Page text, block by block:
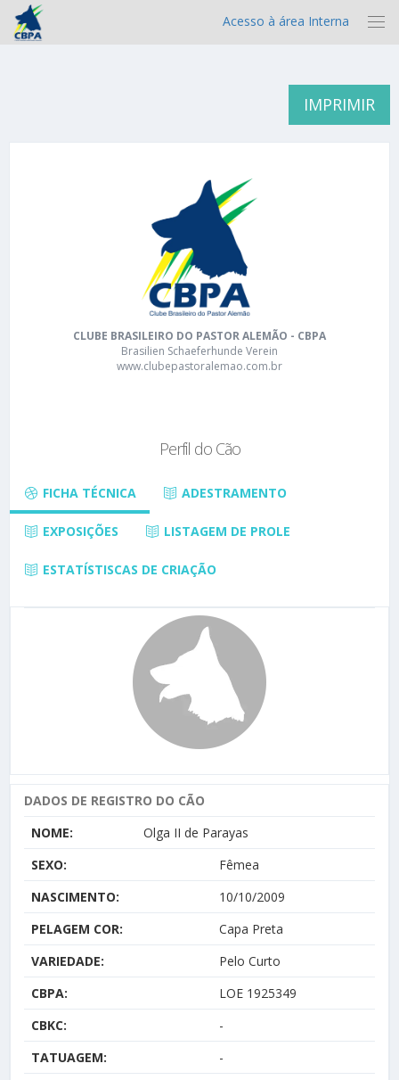
Acesso à área Interna
IMPRIMIR
CLUBE BRASILEIRO DO PASTOR ALEMÃO - CBPA
Brasilien Schaeferhunde Verein
www.clubepastoralemao.com.br
Perfil do Cão
FICHA TÉCNICA ADESTRAMENTO
EXPOSIÇÕES LISTAGEM DE PROLE
ESTATÍSTISCAS DE CRIAÇÃO
DADOS DE REGISTRO DO CÃO
NOME:
Olga II de Parayas
SEXO:
Fêmea
NASCIMENTO:
10/10/2009
PELAGEM COR:
Capa Preta
VARIEDADE:
Pelo Curto
CBPA:
LOE 1925349
CBKC:
-
TATUAGEM:
-